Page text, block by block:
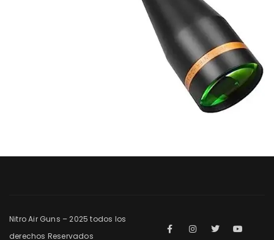
Nitro Air Guns – 2025 todos los
derechos Reservados